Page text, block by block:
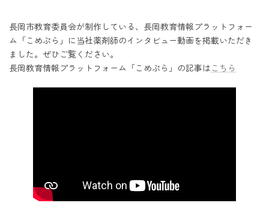
長岡市教育委員会が制作している、長岡教育情報プラットフォー
ム「こめぷら」に当社薬剤師のインタビュー動画を掲載いただき
ました。ぜひご覧ください。
長岡教育情報プラットフォーム「こめぷら」の記事は こちら